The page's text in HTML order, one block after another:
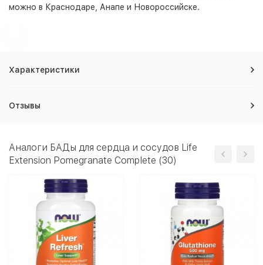
можно в Краснодаре, Анапе и Новороссийске.
Характеристики
Отзывы
Аналоги БАДы для сердца и сосудов Life
Extension Pomegranate Complete (30)